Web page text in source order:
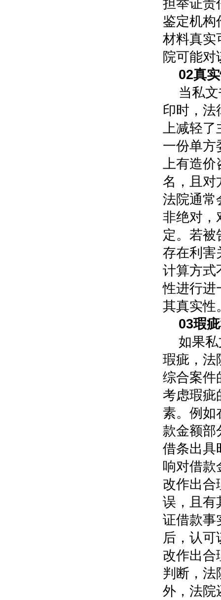
担举证责
鉴定机构
材料真实
院可能
02真
当私
印时，法
上减轻了
一份单方
上有造价
名，且对
法院通常
非绝对，
定。若被
存在利害
计算方式
性进行进
其真实性
03瑕
如果
瑕疵，法
综合案件
考虑瑕疵
素。例如
款金额部
借条出具
响对借款
改作出合
误，且有
证借款事
后，认
改作出合
判断，法
外，法院